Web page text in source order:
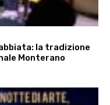
la tradizione
Monterano